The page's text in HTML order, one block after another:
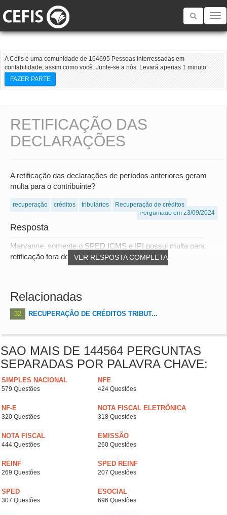
Toggle
A Cefis é uma comunidade de 164695 Pessoas interressadas em
contabilidade, assim como você. Junte-se a nós. Levará apenas 1 minuto:
FAZER PARTE
RETIFICAÇÃO DAS
DECLARAÇÕES
A retificação das declarações de períodos anteriores geram
multa para o contribuinte?
recuperação créditos tributários
Recuperação de créditos
Perguntado em 23/09/2024
Resposta
VER RESPOSTA COMPLETA
Maryanne, somente o SPED ICMS e IPI possui multa para
retificação fora do prazo, se assim a UF estab...
Relacionadas
32 RECUPERAÇÃO DE CRÉDITOS TRIBUT...
SAO MAIS DE 144564 PERGUNTAS
SEPARADAS POR PALAVRA CHAVE:
SIMPLES NACIONAL
579 Questões
NFE
424 Questões
NF-E
320 Questões
NOTA FISCAL ELETRÔNICA
318 Questões
NOTA FISCAL
444 Questões
EMISSÃO
260 Questões
REINF
269 Questões
SPED REINF
207 Questões
SPED
307 Questões
ESOCIAL
696 Questões